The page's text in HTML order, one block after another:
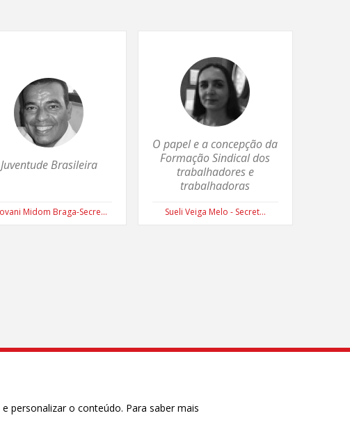
Juventude Brasileira
Midom Braga-Secre...
O papel e a concepção da
Formação Sindical dos
trabalhadores e
trabalhadoras
Sueli Veiga Melo - Secret...
personalizar o conteúdo. Para saber mais